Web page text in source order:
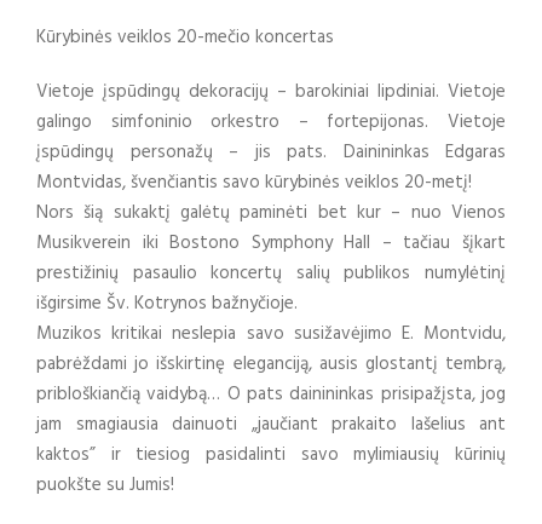
Kūrybinės veiklos 20-mečio koncertas
Vietoje įspūdingų dekoracijų – barokiniai lipdiniai. Vietoje
galingo simfoninio orkestro – fortepijonas. Vietoje
įspūdingų personažų – jis pats. Dainininkas Edgaras
Montvidas, švenčiantis savo kūrybinės veiklos 20-metį!
Nors šią sukaktį galėtų paminėti bet kur – nuo Vienos
Musikverein iki Bostono Symphony Hall – tačiau šįkart
prestižinių pasaulio koncertų salių publikos numylėtinį
išgirsime Šv. Kotrynos bažnyčioje.
Muzikos kritikai neslepia savo susižavėjimo E. Montvidu,
pabrėždami jo išskirtinę eleganciją, ausis glostantį tembrą,
pribloškiančią vaidybą… O pats dainininkas prisipažįsta, jog
jam smagiausia dainuoti „jaučiant prakaito lašelius ant
kaktos” ir tiesiog pasidalinti savo mylimiausių kūrinių
puokšte su Jumis!